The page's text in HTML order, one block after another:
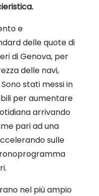
e
delle quote di
di Genova, per
delle navi,
stati messi in
per aumentare
arrivando
pari ad una
sulle
nel più ampio